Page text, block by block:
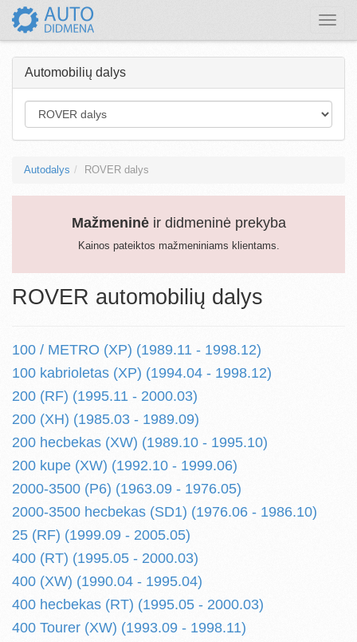
Toggle
Automobilių dalys
Autodalys ROVER dalys
Mažmeninėir didmeninė prekyba
Kainos pateiktos mažmeniniams klientams.
ROVER automobilių dalys
100 / METRO (XP) (1989.11 - 1998.12)
100 kabrioletas (XP) (1994.04 - 1998.12)
200 (RF) (1995.11 - 2000.03)
200 (XH) (1985.03 - 1989.09)
200 hecbekas (XW) (1989.10 - 1995.10)
200 kupe (XW) (1992.10 - 1999.06)
2000-3500 (P6) (1963.09 - 1976.05)
2000-3500 hecbekas (SD1) (1976.06 - 1986.10)
25 (RF) (1999.09 - 2005.05)
400 (RT) (1995.05 - 2000.03)
400 (XW) (1990.04 - 1995.04)
400 hecbekas (RT) (1995.05 - 2000.03)
400 Tourer (XW) (1993.09 - 1998.11)